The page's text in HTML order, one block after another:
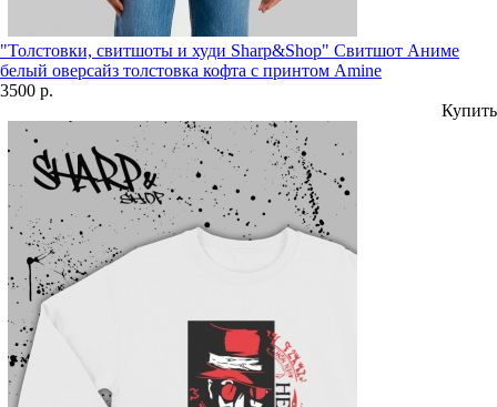
"Толстовки, свитшоты и худи Sharp&Shop" Свитшот Аниме
белый оверсайз толстовка кофта с принтом Amine
3500 р.
Купить